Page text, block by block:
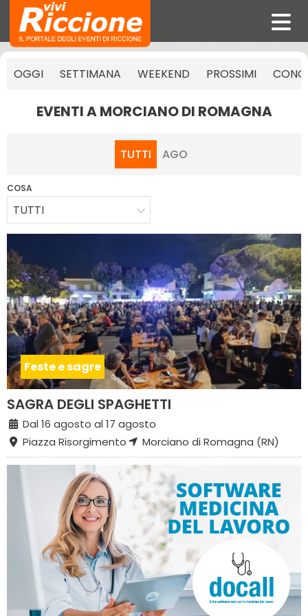
OGGI SETTIMANA WEEKEND PROSSIMI
EVENTI A MORCIANO DI ROMAGNA
TUTTI AGO
COSA
TUTTI
Feste e sagre
SAGRA DEGLI SPAGHETTI
Dal 16 agosto al 17 agosto
Piazza Risorgimento
Morciano di Romagna (RN)